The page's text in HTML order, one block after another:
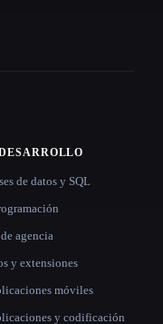
de datos y SQL
agencia
y extensiones
móviles
y codificación